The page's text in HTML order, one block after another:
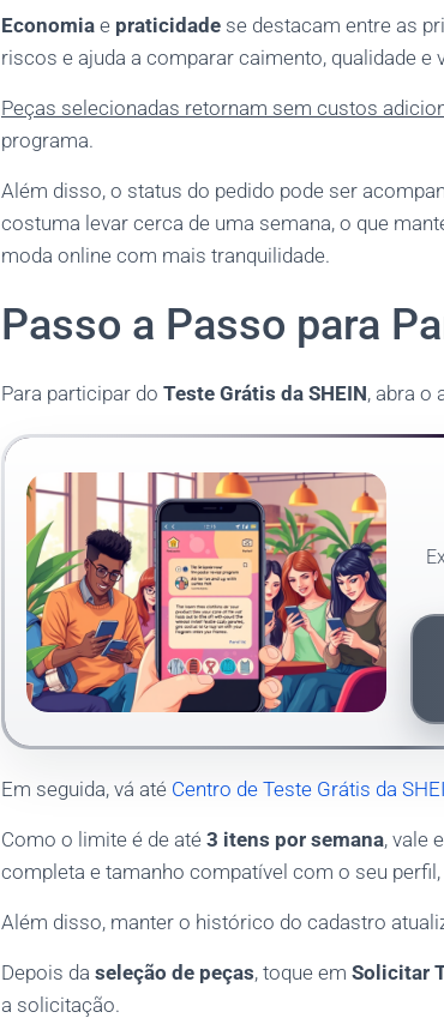
Economia e praticidade se destacam entre as
riscos e ajuda a comparar caimento, qualidade
Peças selecionadas retornam sem custos
programa.
Além disso, o status do pedido pode ser
costuma levar cerca de uma semana, o que
moda online com mais tranquilidade.
Passo a Passo para
Para participar do Teste Grátis da SHEIN, abra o
Em seguida, vá até Centro de Teste Grátis da
Como o limite é de até 3 itens por semana, vale
completa e tamanho compatível com o seu
Além disso, manter o histórico do cadastro
Depois da seleção de peças, toque em Solicitar
a solicitação.